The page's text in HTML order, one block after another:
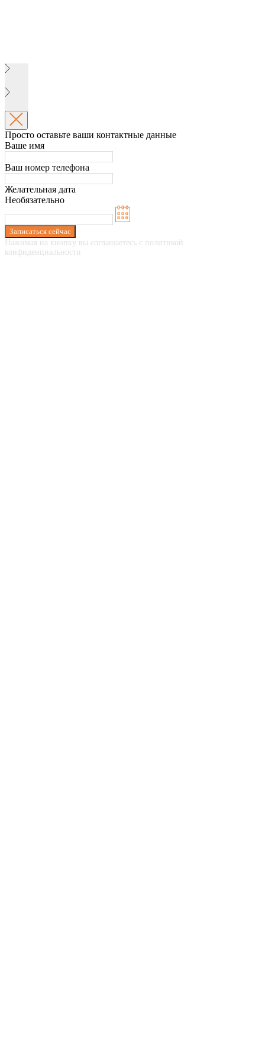
Просто оставьте ваши контактные данные
Ваше имя
Ваш номер телефона
Желательная дата
Необязательно
Записаться сейчас
Нажимая на кнопку вы соглашаетесь с политикой
конфиденциальности